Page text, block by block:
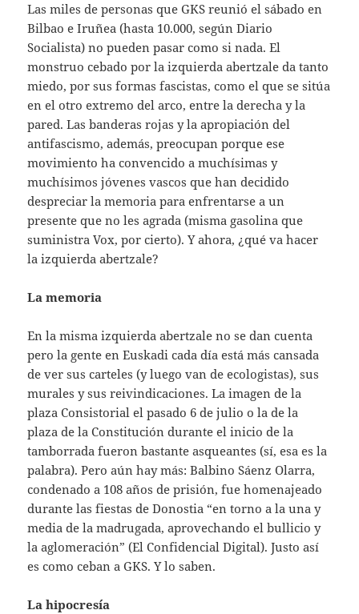
Las miles de personas que GKS reunió el sábado en
Bilbao e Iruñea (hasta 10.000, según Diario
Socialista) no pueden pasar como si nada. El
monstruo cebado por la izquierda abertzale da tanto
miedo, por sus formas fascistas, como el que se sitúa
en el otro extremo del arco, entre la derecha y la
pared. Las banderas rojas y la apropiación del
antifascismo, además, preocupan porque ese
movimiento ha convencido a muchísimas y
muchísimos jóvenes vascos que han decidido
despreciar la memoria para enfrentarse a un
presente que no les agrada (misma gasolina que
suministra Vox, por cierto). Y ahora, ¿qué va hacer
la izquierda abertzale?
La memoria
En la misma izquierda abertzale no se dan cuenta
pero la gente en Euskadi cada día está más cansada
de ver sus carteles (y luego van de ecologistas), sus
murales y sus reivindicaciones. La imagen de la
plaza Consistorial el pasado 6 de julio o la de la
plaza de la Constitución durante el inicio de la
tamborrada fueron bastante asqueantes (sí, esa es la
palabra). Pero aún hay más: Balbino Sáenz Olarra,
condenado a 108 años de prisión, fue homenajeado
durante las fiestas de Donostia “en torno a la una y
media de la madrugada, aprovechando el bullicio y
la aglomeración” (El Confidencial Digital). Justo así
es como ceban a GKS. Y lo saben.
La hipocresía